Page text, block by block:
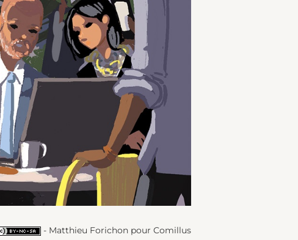
- Matthieu Forichon pour Comillus